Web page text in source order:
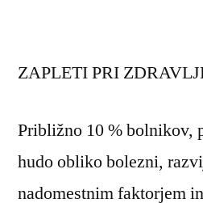
ZAPLETI PRI
Približno 10 % bolnikov,
hudo obliko bolezni,
nadomestnim faktorjem